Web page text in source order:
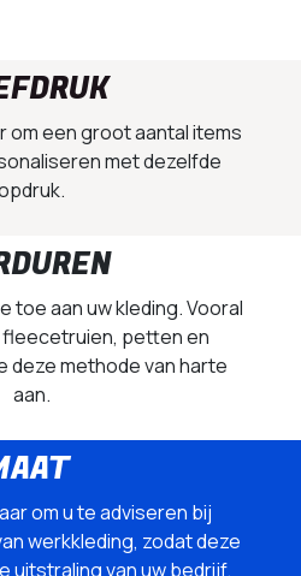
om een groot aantal items
met dezelfde
toe aan uw kleding. Vooral
petten en
deze methode van harte
aan.
om u te adviseren bij
werkkleding, zodat deze
uitstraling van uw bedrijf.